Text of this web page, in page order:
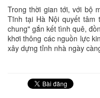
Trong thời gian tới, với bộ
Tĩnh tại Hà Nội quyết tâm
chung" gắn kết tình quê,
khơi thông các nguồn lực
xây dựng tỉnh nhà ngày